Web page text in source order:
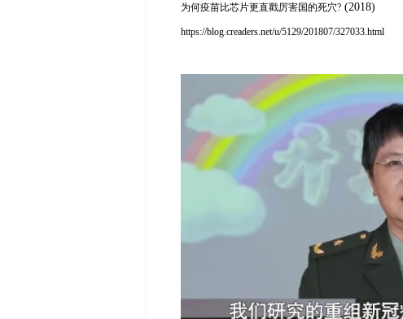
为何疫苗比芯片更直戳厉害国的死穴?(2018)
https://blog.creaders.net/u/5129/201807/327033.html